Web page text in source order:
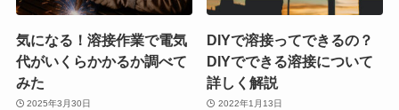
気になる！溶接作業で電気
代がいくらかかるか調べて
みた
2025年3月30日
DIYで溶接ってできるの？
DIYでできる溶接について
詳しく解説
2022年1月13日